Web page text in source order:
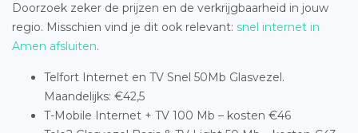
Doorzoek zeker de prijzen en de verkrijgbaarheid in jouw
regio. Misschien vind je dit ook relevant: snel internet in
Amen afsluiten.
Telfort Internet en TV Snel 50Mb Glasvezel.
Maandelijks: €42,5
T-Mobile Internet + TV 100 Mb – kosten €46